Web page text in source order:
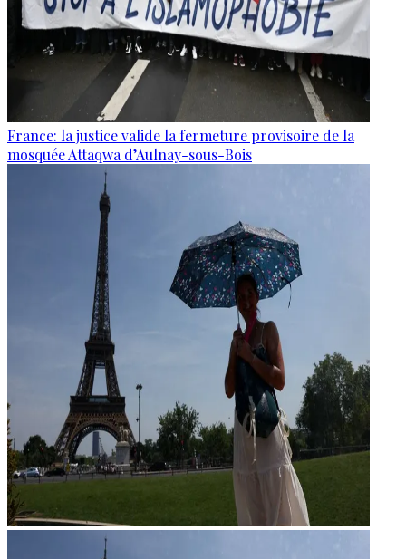
France: la justice valide la fermeture provisoire de la
mosquée Attaqwa d’Aulnay-sous-Bois